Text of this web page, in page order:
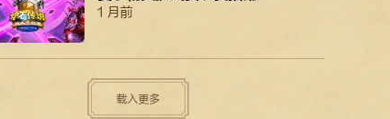
1 月前
载入更多